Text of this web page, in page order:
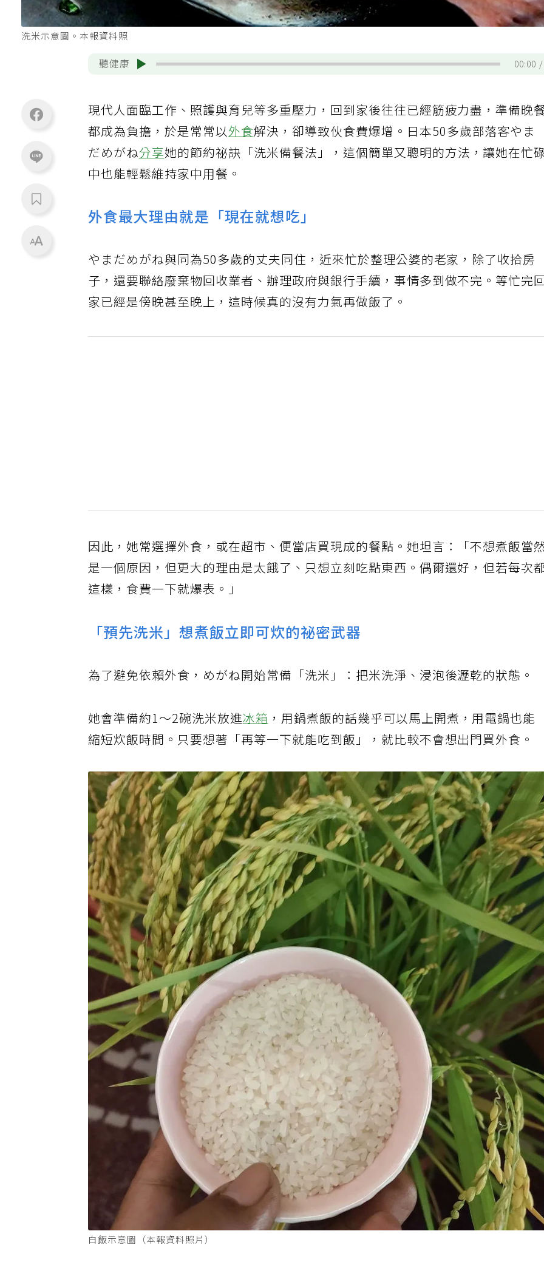
洗米示意圖。本報資料照
聽健康 00:00
現代人面臨工作、照護與育兒等多重壓力，回到家後往往已經筋疲力盡，準備晚
都成為負擔，於是常常以外食解決，卻導致伙食費爆增。日本50多歲部落客やま
だめがね分享她的節約祕訣「洗米備餐法」，這個簡單又聰明的方法，讓她在忙
中也能輕鬆維持家中用餐。
外食最大理由就是「現在就想吃」
やまだめがね與同為50多歲的丈夫同住，近來忙於整理公婆的老家，除了收拾房
子，還要聯絡廢棄物回收業者、辦理政府與銀行手續，事情多到做不完。等忙完
家已經是傍晚甚至晚上，這時候真的沒有力氣再做飯了。
因此，她常選擇外食，或在超市、便當店買現成的餐點。她坦言：「不想煮飯當
是一個原因，但更大的理由是太餓了、只想立刻吃點東西。偶爾還好，但若每次
這樣，食費一下就爆表。」
「預先洗米」想煮飯立即可炊的祕密武器
為了避免依賴外食，めがね開始常備「洗米」：把米洗淨、浸泡後瀝乾的狀態。
她會準備約1～2碗洗米放進冰箱 ，用鍋煮飯的話幾乎可以馬上開煮，用電鍋也能
縮短炊飯時間。只要想著「再等一下就能吃到飯」，就比較不會想出門買外食。